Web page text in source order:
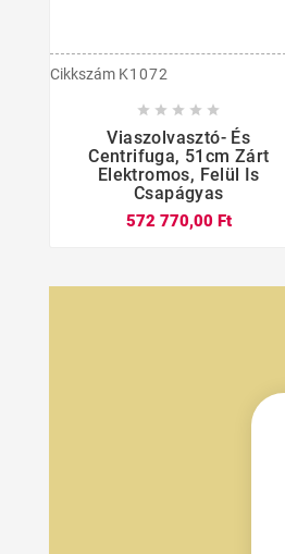
Cikkszám K1072
    
Viaszolvasztó- És
Centrifuga, 51cm Zárt
Elektromos, Felül Is
Csapágyas
572 770,00 Ft